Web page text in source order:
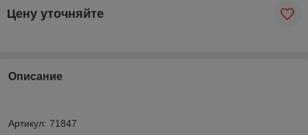
Цену уточняйте
Описание
Артикул: 71847